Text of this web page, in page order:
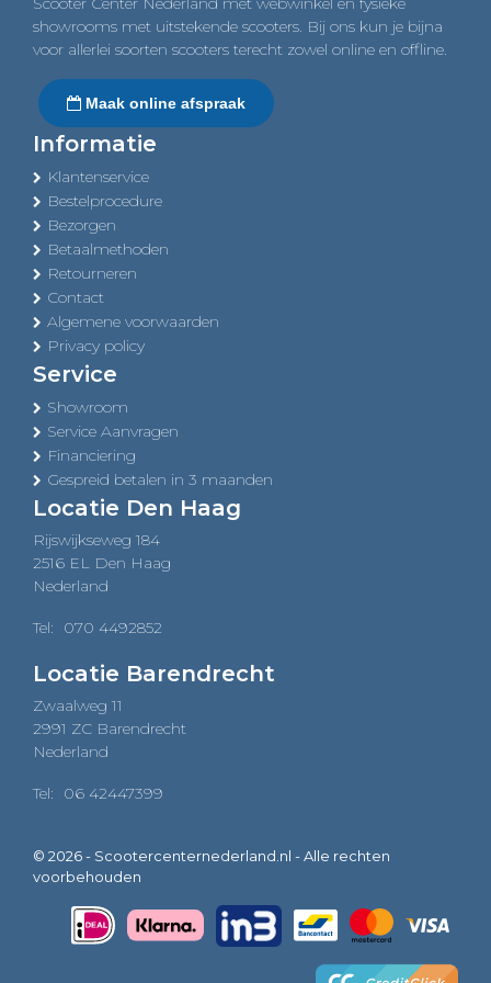
showrooms met uitstekende scooters. Bij ons kun je bijna
voor allerlei soorten scooters terecht zowel online en offline.
Maak online afspraak
Informatie
Klantenservice
Bestelprocedure
Bezorgen
Betaalmethoden
Retourneren
Contact
Algemene voorwaarden
Privacy policy
Service
Showroom
Service Aanvragen
Financiering
Gespreid betalen in 3 maanden
Locatie Den Haag
Rijswijkseweg 184
2516 EL Den Haag
Nederland
Tel: 070 4492852
Locatie Barendrecht
Zwaalweg 11
2991 ZC Barendrecht
Nederland
Tel: 06 42447399
© 2026 - Scootercenternederland.nl - Alle rechten
voorbehouden